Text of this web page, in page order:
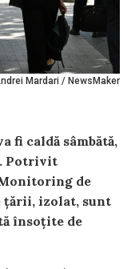
Mardari / NewsMaker
fi caldă sâmbătă,
Potrivit
de
țării, izolat, sunt
însoțite de